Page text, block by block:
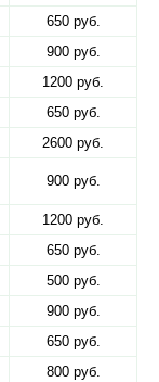
650 руб.
900 руб.
1200 руб.
650 руб.
2600 руб.
900 руб.
1200 руб.
650 руб.
500 руб.
900 руб.
650 руб.
800 руб.